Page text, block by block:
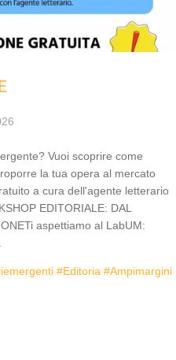
Vuoi scoprire come
la tua opera al mercato
a cura dell'agente letterario
EDITORIALE: DAL
aspettiamo al LabUM:
#editoria #ampimargini